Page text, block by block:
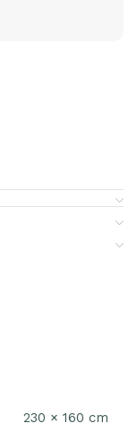
230 × 160 cm